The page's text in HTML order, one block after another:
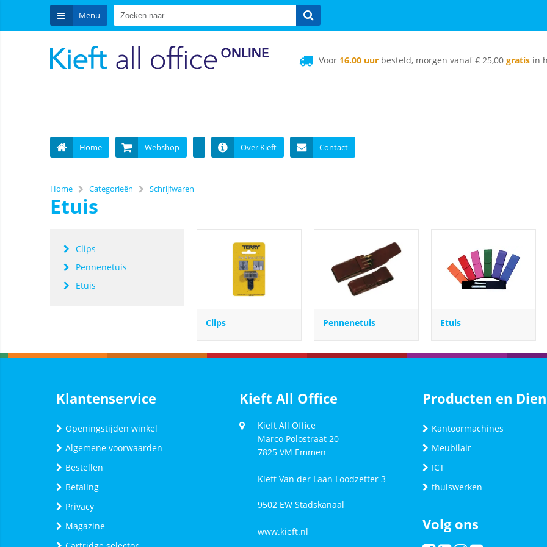
Menu
Voor 16.00 uur besteld, morgen vanaf € 25,00 gratis in
Home Webshop Over Kieft Contact
Home Categorieën Schrijfwaren
Etuis
Clips
Pennenetuis
Etuis
Clips Pennenetuis Etuis
Klantenservice
Openingstijden winkel
Algemene voorwaarden
Bestellen
Betaling
Privacy
Magazine
Kieft All Office
Kieft All Office
Marco Polostraat 20
7825 VM Emmen
Kieft Van der Laan Loodzetter 3
9502 EW Stadskanaal
www.kieft.nl
Producten en
Kantoormachines
Meubilair
ICT
thuiswerken
Volg ons